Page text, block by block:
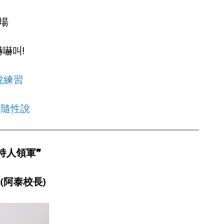
叫!
練習
性說
人領軍❞
泰校長)